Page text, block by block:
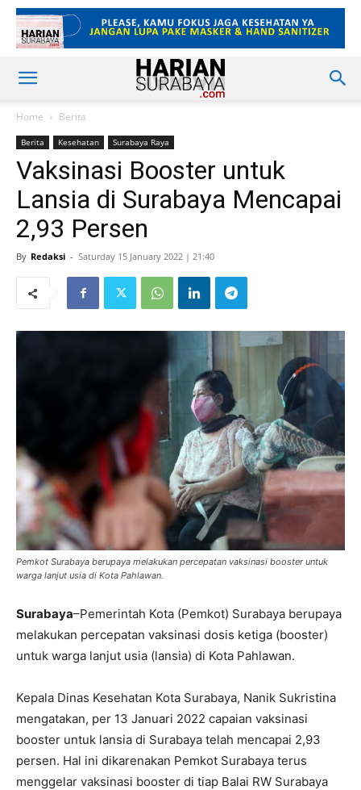
Home Berita
Berita Kesehatan Surabaya Raya
Vaksinasi Booster untuk
Lansia di Surabaya Mencapai
2,93 Persen
By Redaksi - Saturday 15 January 2022 | 21:40
Pemkot Surabaya berupaya melakukan percepatan vaksinasi booster untuk
warga lanjut usia di Kota Pahlawan.
Surabaya–Pemerintah Kota (Pemkot) Surabaya berupaya
melakukan percepatan vaksinasi dosis ketiga (booster)
untuk warga lanjut usia (lansia) di Kota Pahlawan.
Kepala Dinas Kesehatan Kota Surabaya, Nanik Sukristina
mengatakan, per 13 Januari 2022 capaian vaksinasi
booster untuk lansia di Surabaya telah mencapai 2,93
persen. Hal ini dikarenakan Pemkot Surabaya terus
menggelar vaksinasi booster di tiap Balai RW Surabaya